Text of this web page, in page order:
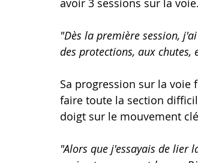
avoir 3 sessions sur la voie.
"Dès la première session,
des protections, aux chutes,
Sa progression sur la voie
faire toute la section
doigt sur le mouvement
"Alors que j'essayais de lier